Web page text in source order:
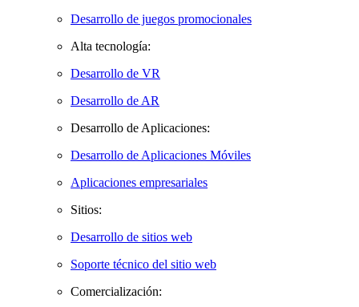
Desarrollo de juegos promocionales
Alta tecnología:
Desarrollo de VR
Desarrollo de AR
Desarrollo de Aplicaciones:
Desarrollo de Aplicaciones Móviles
Aplicaciones empresariales
Sitios:
Desarrollo de sitios web
Soporte técnico del sitio web
Comercialización: